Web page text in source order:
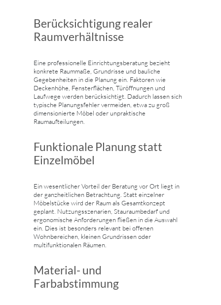
Berücksichtigung realer
Raumverhältnisse
Eine professionelle Einrichtungsberatung bezieht
konkrete Raummaße, Grundrisse und bauliche
Gegebenheiten in die Planung ein. Faktoren wie
Deckenhöhe, Fensterflächen, Türöffnungen und
Laufwege werden berücksichtigt. Dadurch lassen sich
typische Planungsfehler vermeiden, etwa zu groß
dimensionierte Möbel oder unpraktische
Raumaufteilungen.
Funktionale Planung statt
Einzelmöbel
Ein wesentlicher Vorteil der Beratung vor Ort liegt in
der ganzheitlichen Betrachtung. Statt einzelner
Möbelstücke wird der Raum als Gesamtkonzept
geplant. Nutzungsszenarien, Stauraumbedarf und
ergonomische Anforderungen fließen in die Auswahl
ein. Dies ist besonders relevant bei offenen
Wohnbereichen, kleinen Grundrissen oder
multifunktionalen Räumen.
Material- und
Farbabstimmung